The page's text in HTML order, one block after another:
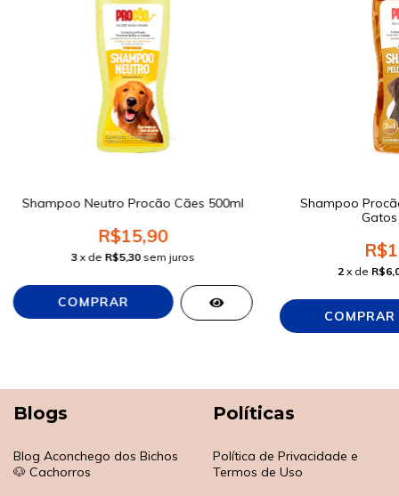
Shampoo Neutro Procão Cães 500ml
R$15,90
3 x de R$5,30 sem juros
Shampoo
2 x de
Blogs
Blog Aconchego dos Bichos
🐶 Cachorros
Políticas
Política de Privacidade e
Termos de Uso